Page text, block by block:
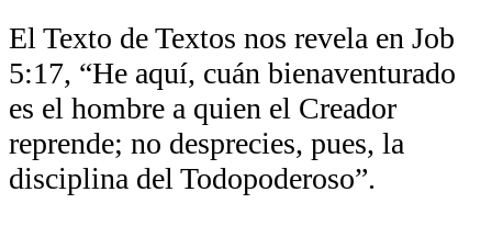
El Texto de Textos nos revela en Job
5:17, “He aquí, cuán bienaventurado
es el hombre a quien el Creador
reprende; no desprecies, pues, la
disciplina del Todopoderoso”.